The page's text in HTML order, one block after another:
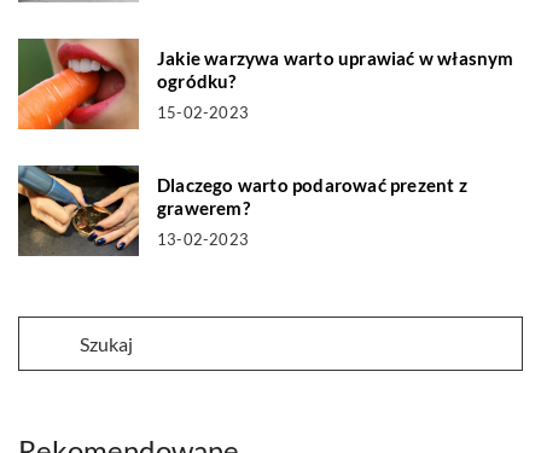
Jakie warzywa warto uprawiać w własnym
ogródku?
15-02-2023
Dlaczego warto podarować prezent z
grawerem?
13-02-2023